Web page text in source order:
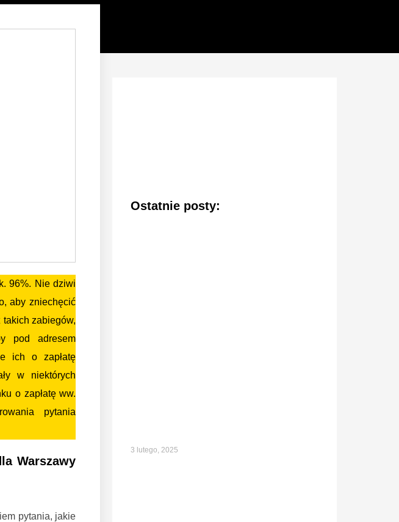
96%. Nie dziwi
aby zniechęcić
zabiegów,
pod adresem
ich o zapłatę
w niektórych
o zapłatę ww.
pytania
Warszawy
pytania, jakie
Ostatnie posty:
3 lutego, 2025